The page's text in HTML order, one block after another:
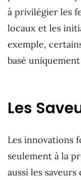
à privilégier les
locaux et les
exemple,
basé
Les
Les innovations
seulement à la
aussi les